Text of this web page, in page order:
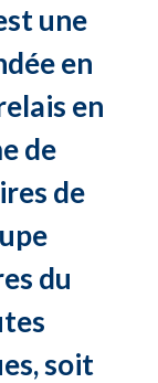
une
en
en
de
de
du
soit